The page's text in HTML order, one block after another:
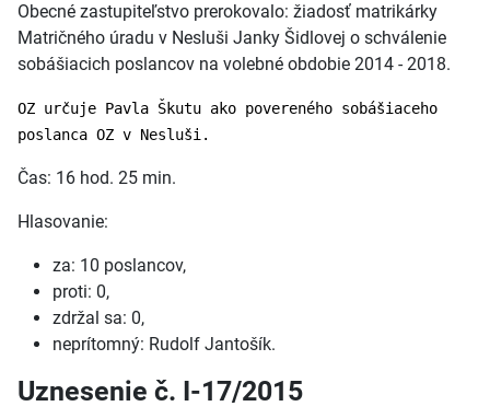
Obecné zastupiteľstvo prerokovalo: žiadosť matrikárky
Matričného úradu v Nesluši Janky Šidlovej o schválenie
sobášiacich poslancov na volebné obdobie 2014 - 2018.
OZ určuje Pavla Škutu ako povereného sobášiaceho
poslanca OZ v Nesluši.
Čas: 16 hod. 25 min.
Hlasovanie:
za: 10 poslancov,
proti: 0,
zdržal sa: 0,
neprítomný: Rudolf Jantošík.
Uznesenie č. I-17/2015